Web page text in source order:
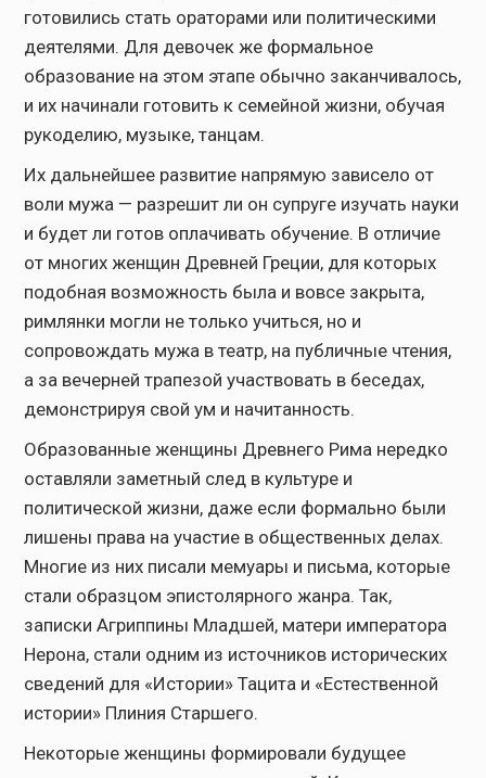
готовились стать ораторами или политическими
деятелями. Для девочек же формальное
образование на этом этапе обычно заканчивалось,
и их начинали готовить к семейной жизни, обучая
рукоделию, музыке, танцам.
Их дальнейшее развитие напрямую зависело от
воли мужа — разрешит ли он супруге изучать науки
и будет ли готов оплачивать обучение. В отличие
от многих женщин Древней Греции, для которых
подобная возможность была и вовсе закрыта,
римлянки могли не только учиться, но и
сопровождать мужа в театр, на публичные чтения,
а за вечерней трапезой участвовать в беседах,
демонстрируя свой ум и начитанность.
Образованные женщины Древнего Рима нередко
оставляли заметный след в культуре и
политической жизни, даже если формально были
лишены права на участие в общественных делах.
Многие из них писали мемуары и письма, которые
стали образцом эпистолярного жанра. Так,
записки Агриппины Младшей, матери императора
Нерона, стали одним из источников исторических
сведений для «Истории» Тацита и «Естественной
истории» Плиния Старшего.
Некоторые женщины формировали будущее